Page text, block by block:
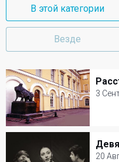
В этой категории
Везде
3
3 Сентября 2026
Малый театр
Комедия
20